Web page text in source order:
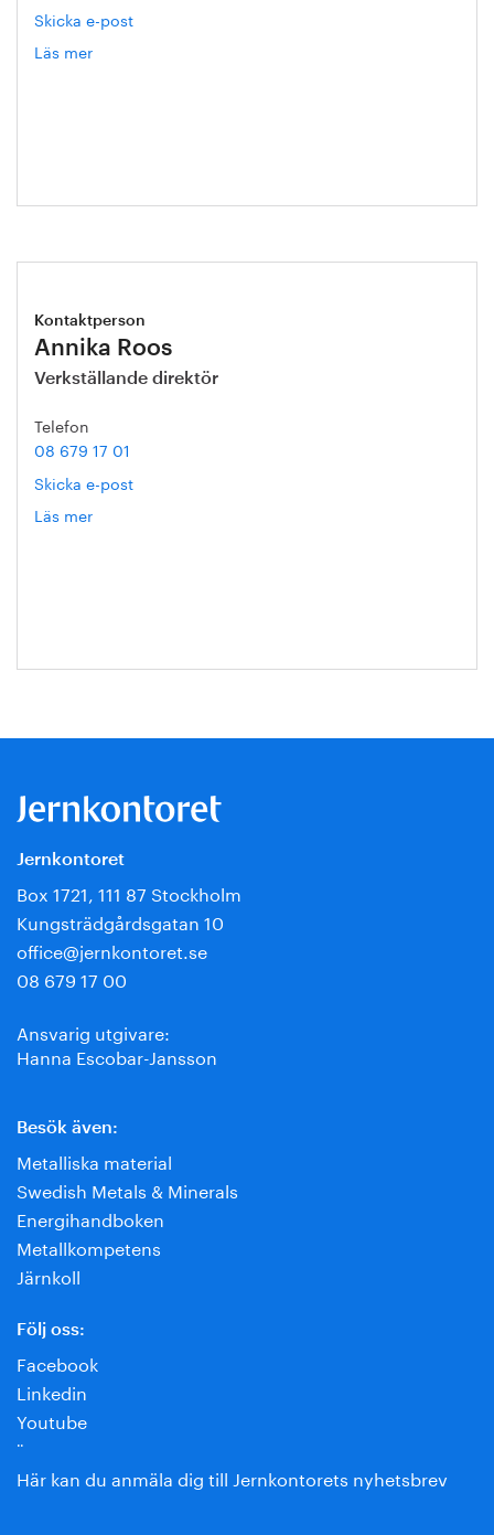
Skicka e-post
Läs mer
Kontaktperson
Annika Roos
Verkställande direktör
Telefon
08 679 17 01
Skicka e-post
Läs mer
Jernkontoret
Box 1721, 111 87 Stockholm
Kungsträdgårdsgatan 10
office@jernkontoret.se
08 679 17 00
Ansvarig utgivare:
Hanna Escobar-Jansson
Besök även:
Metalliska material
Swedish Metals & Minerals
Energihandboken
Metallkompetens
Järnkoll
Följ oss:
Facebook
Linkedin
Youtube
¨
Här kan du anmäla dig till Jernkontorets nyhetsbrev